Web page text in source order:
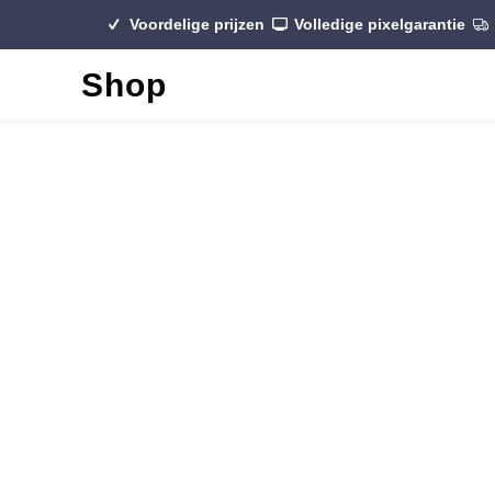
Voordelige prijzen Volledige pixelgarantie
Shop